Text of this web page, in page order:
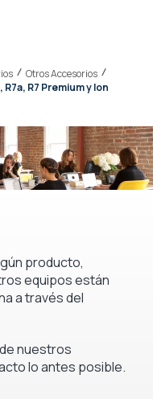
Otros Accesorios
R7 Premium y Ion
producto,
equipos están
a través del
nuestros
lo antes posible.